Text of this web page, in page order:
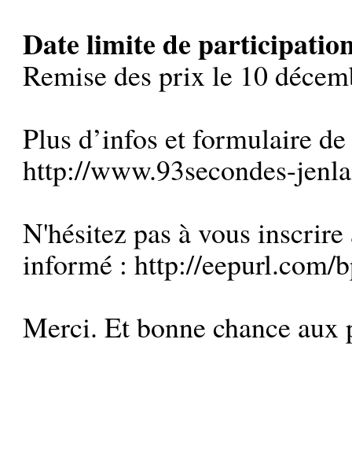
Date limite de
Remise des prix le 10
Plus d’infos et formulaire
http://www.93secondes-
N'hésitez pas à vous
informé :http://eepurl.com/
Merci. Et bonne chance aux